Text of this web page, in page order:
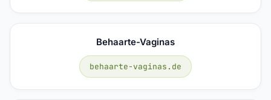
Behaarte-Vaginas
behaarte-vaginas.de